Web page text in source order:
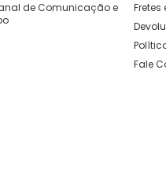
de Comunicação e
Fretes
Fale